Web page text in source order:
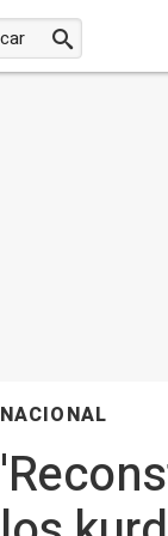
NACIONAL